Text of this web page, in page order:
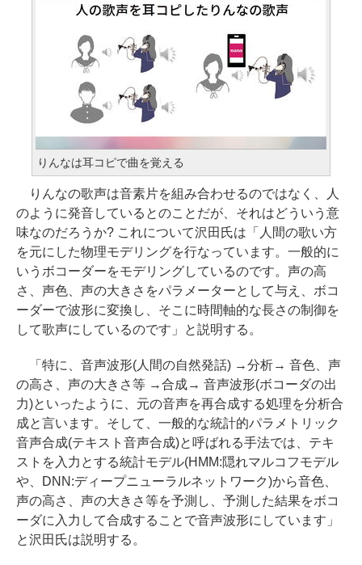
りんなは耳コピで曲を覚える
りんなの歌声は音素片を組み合わせるのではなく、人
のように発音しているとのことだが、それはどういう意
味なのだろうか? これについて沢田氏は「人間の歌い方
を元にした物理モデリングを行なっています。一般的に
いうボコーダーをモデリングしているのです。声の高
さ、声色、声の大きさをパラメーターとして与え、ボコ
ーダーで波形に変換し、そこに時間軸的な長さの制御を
して歌声にしているのです」と説明する。
「特に、音声波形(人間の自然発話) →分析→ 音色、声
の高さ、声の大きさ等 →合成→ 音声波形(ボコーダの出
力)といったように、元の音声を再合成する処理を分析合
成と言います。そして、一般的な統計的パラメトリック
音声合成(テキスト音声合成)と呼ばれる手法では、テキ
ストを入力とする統計モデル(HMM:隠れマルコフモデル
や、DNN:ディープニューラルネットワーク)から音色、
声の高さ、声の大きさ等を予測し、予測した結果をボコ
ーダに入力して合成することで音声波形にしています」
と沢田氏は説明する。